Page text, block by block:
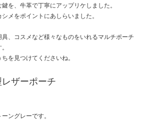
を、牛革で丁寧にアップリケしました。
メをポイントにあしらいました。
、コスメなど様々なものをいれるマルチポーチ
を見つけてくださいね。
ザーポーチ
ングレーです。